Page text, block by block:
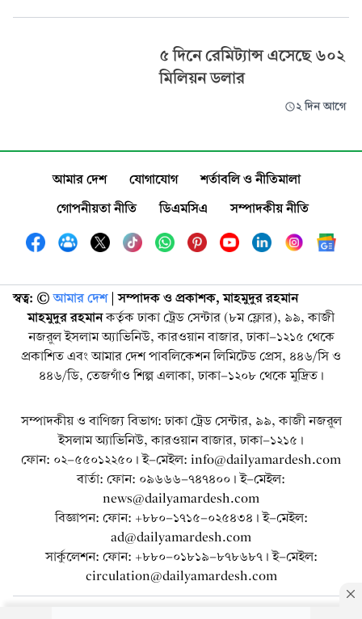
৫ দিনে রেমিট্যান্স এসেছে ৬০২
মিলিয়ন ডলার
২ দিন আগে
আমার দেশ যোগাযোগ
শর্তাবলি ও নীতিমালা
গোপনীয়তা নীতি
ডিএমসিএ সম্পাদকীয় নীতি
স্বত্ব: ©️ আমার দেশ| সম্পাদক ও প্রকাশক, মাহমুদুর রহমান
মাহমুদুর রহমানকর্তৃক ঢাকা ট্রেড সেন্টার (৮ম ফ্লোর), ৯৯, কাজী
নজরুল ইসলাম অ্যাভিনিউ, কারওয়ান বাজার, ঢাকা-১২১৫ থেকে
প্রকাশিত এবং আমার দেশ পাবলিকেশন লিমিটেড প্রেস, ৪৪৬/সি ও
৪৪৬/ডি, তেজগাঁও শিল্প এলাকা, ঢাকা-১২০৮ থেকে মুদ্রিত।
সম্পাদকীয় ও বাণিজ্য বিভাগ: ঢাকা ট্রেড সেন্টার, ৯৯, কাজী নজরুল
ইসলাম অ্যাভিনিউ, কারওয়ান বাজার, ঢাকা-১২১৫।
ফোন: ০২-৫৫০১২২৫০। ই-মেইল: info@dailyamardesh.com
বার্তা: ফোন: ০৯৬৬৬-৭৪৭৪০০। ই-মেইল:
news@dailyamardesh.com
বিজ্ঞাপন: ফোন: +৮৮০-১৭১৫-০২৫৪৩৪ । ই-মেইল:
ad@dailyamardesh.com
সার্কুলেশন: ফোন: +৮৮০-০১৮১৯-৮৭৮৬৮৭ । ই-মেইল:
circulation@dailyamardesh.com